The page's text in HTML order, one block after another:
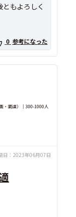
もよろしく
0 参考になった
・調達）｜300-1000人
日： 2023年06月07日